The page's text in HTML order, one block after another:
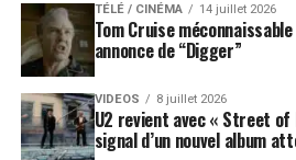
TÉLÉ / CINÉMA 14 juillet 2026
Tom Cruise
annonce de “Digger”
VIDEOS 8 juillet 2026
U2 revient avec « Street of
signal d’un nouvel album